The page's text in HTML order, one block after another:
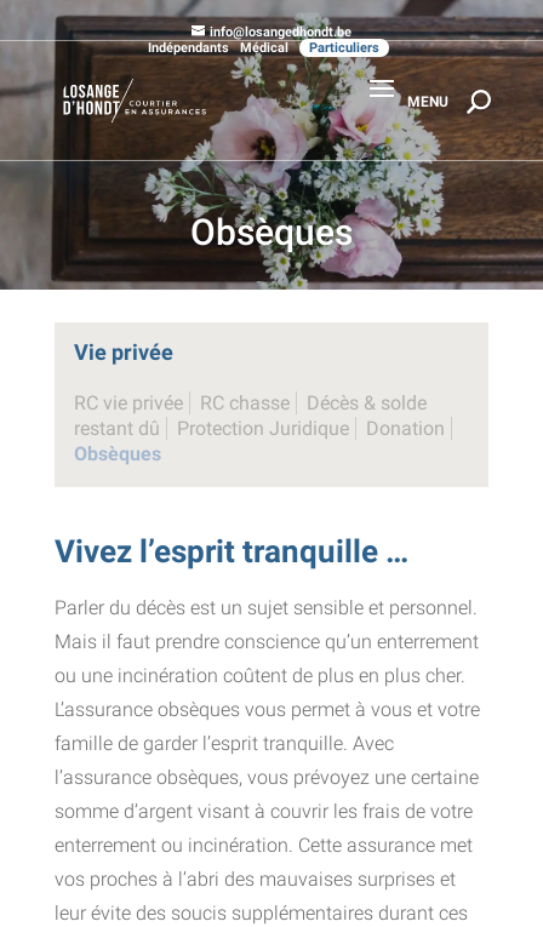
info@losangedhondt.be
Indépendants
Médical Particuliers
Obsèques
Vie privée
RC vie privée RC chasse
Décès & solde
restant dû
Protection Juridique
Donation
Obsèques
Vivez l’esprit tranquille …
Parler du décès est un sujet sensible et personnel.
Mais il faut prendre conscience qu’un enterrement
ou une incinération coûtent de plus en plus cher.
L’assurance obsèques vous permet à vous et votre
famille de garder l’esprit tranquille. Avec
l’assurance obsèques, vous prévoyez une certaine
somme d’argent visant à couvrir les frais de votre
enterrement ou incinération. Cette assurance met
vos proches à l’abri des mauvaises surprises et
leur évite des soucis supplémentaires durant ces